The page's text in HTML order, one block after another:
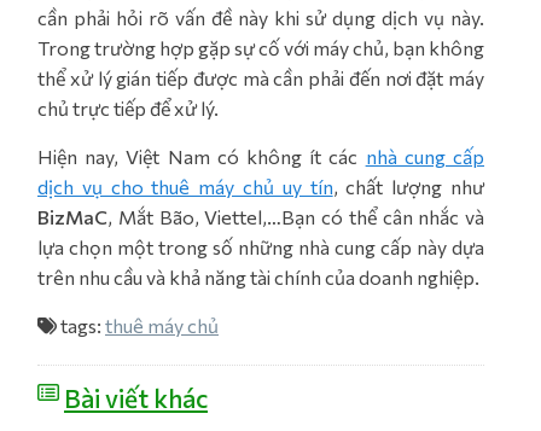
cần phải hỏi rõ vấn đề này khi sử dụng dịch vụ này.
Trong trường hợp gặp sự cố với máy chủ, bạn không
thể xử lý gián tiếp được mà cần phải đến nơi đặt máy
chủ trực tiếp để xử lý.
Hiện nay, Việt Nam có không ít các nhà cung cấp
dịch vụ cho thuê máy chủ uy tín, chất lượng như
BizMaC, Mắt Bão, Viettel,…Bạn có thể cân nhắc và
lựa chọn một trong số những nhà cung cấp này dựa
trên nhu cầu và khả năng tài chính của doanh nghiệp.
tags: thuê máy chủ
Bài viết khác